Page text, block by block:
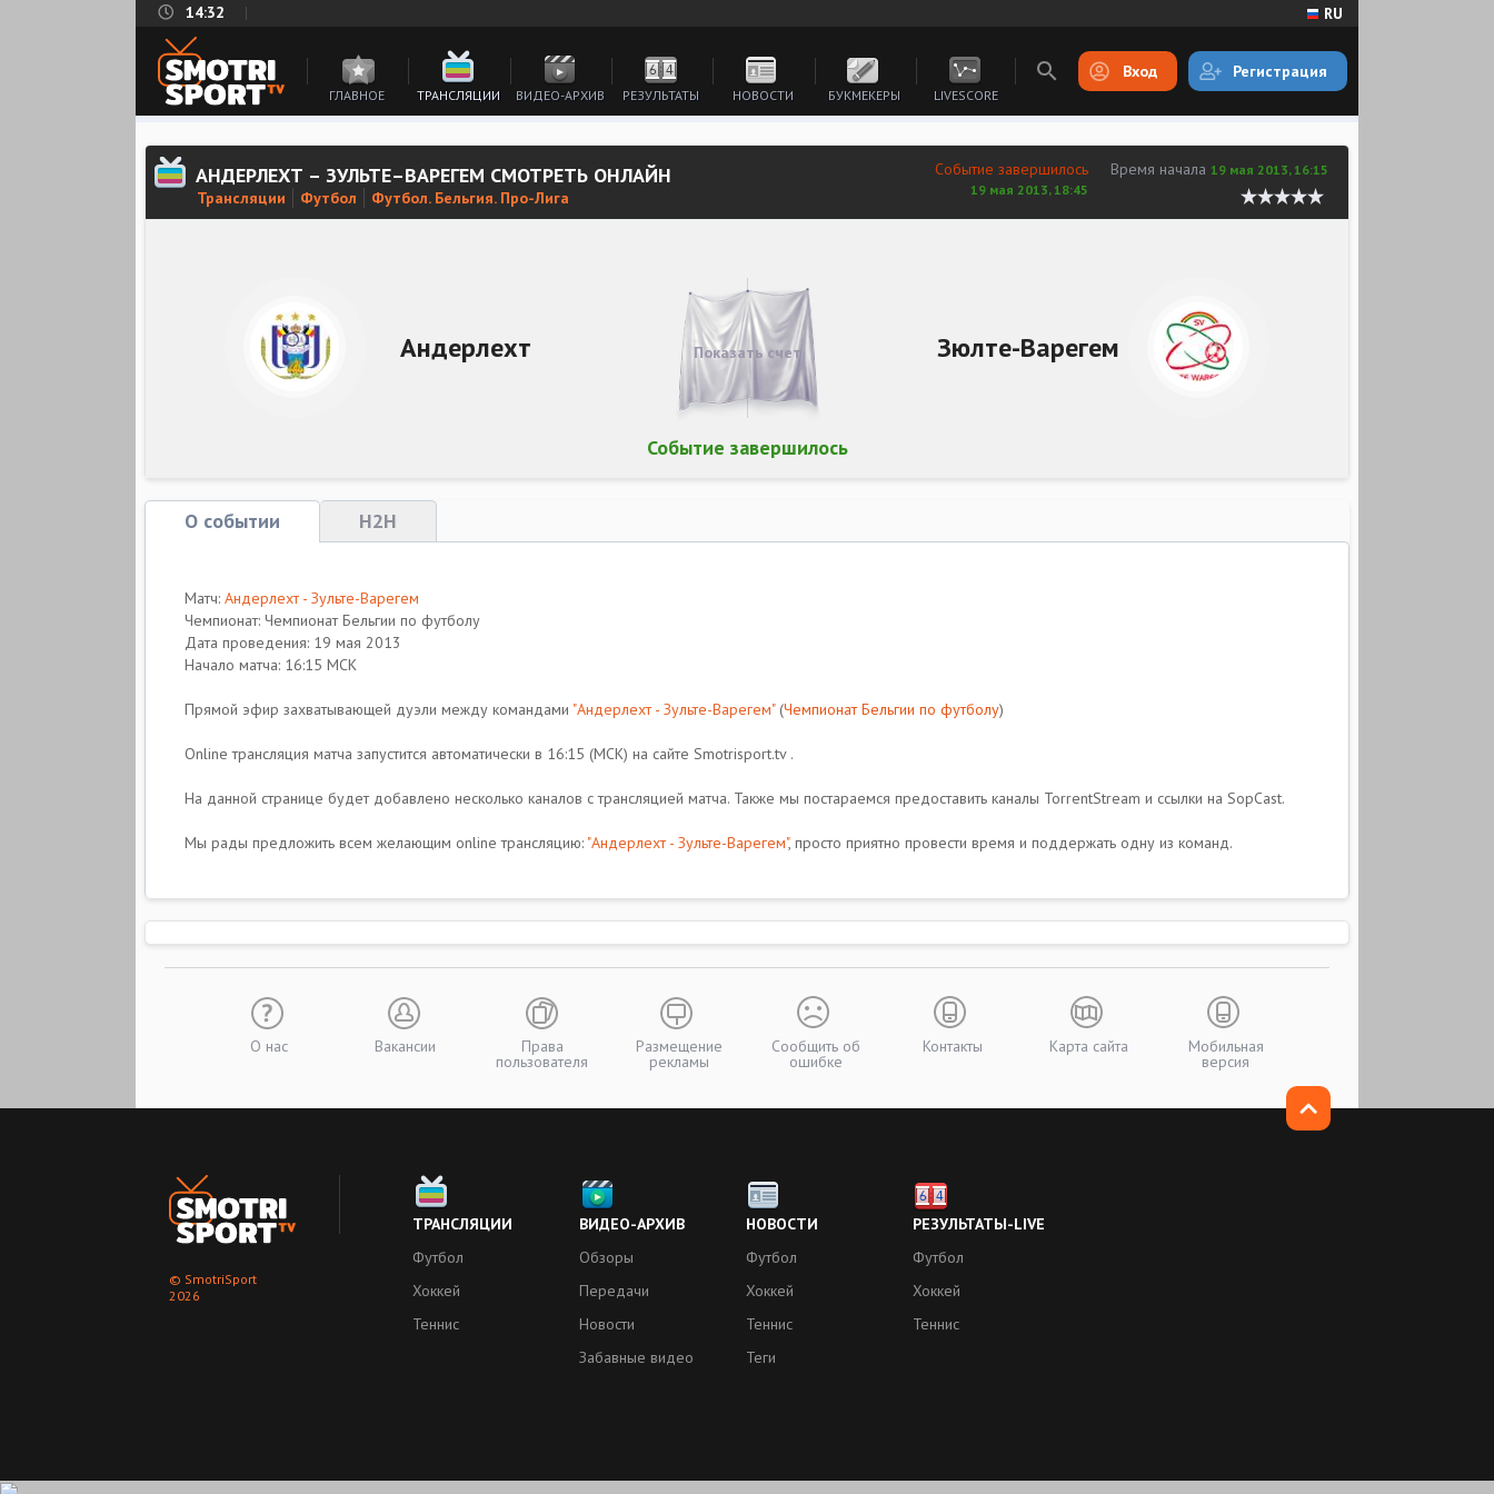
14:32 RU
ГЛАВНОЕ ТРАНСЛЯЦИИ ВИДЕО-АРХИВ РЕЗУЛЬТАТЫ НОВОСТИ БУКМЕКЕРЫ LIVESCORE
Вход Регистрация
АНДЕРЛЕХТ – ЗУЛЬТЕ–ВАРЕГЕМ СМОТРЕТЬ ОНЛАЙН
Трансляции Футбол Футбол. Бельгия. Про-Лига
Время начала 19 мая 2013, 16:15
Событие завершилось
19 мая 2013, 18:45
Андерлехт Зюлте-Варегем
Событие завершилось
Показать счет
О событии H2H
Матч: Андерлехт - Зульте-Варегем
Чемпионат: Чемпионат Бельгии по футболу
Дата проведения: 19 мая 2013
Начало матча: 16:15 МСК
Прямой эфир захватывающей дуэли между командами "Андерлехт - Зульте-Варегем"(Чемпионат Бельгии по футболу)
Online трансляция матча запустится автоматически в 16:15 (МСК) на сайте Smotrisport.tv .
На данной странице будет добавлено несколько каналов с трансляцией матча. Также мы постараемся предоставить каналы TorrentStream и ссылки на SopCast.
Мы рады предложить всем желающим online трансляцию: "Андерлехт - Зульте-Варегем", просто приятно провести время и поддержать одну из команд.
О нас Вакансии Права
пользователя
Размещение
рекламы
Сообщить об
ошибке
Контакты Карта сайта Мобильная
версия
© SmotriSport
2026
ТРАНСЛЯЦИИ
Футбол
Хоккей
Теннис
ВИДЕО-АРХИВ
Обзоры
Передачи
Новости
Забавные видео
НОВОСТИ
Футбол
Хоккей
Теннис
Теги
РЕЗУЛЬТАТЫ-LIVE
Футбол
Хоккей
Теннис